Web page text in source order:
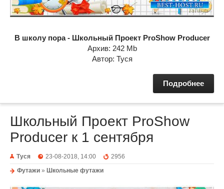
В школу пора - Школьный Проект ProShow Producer
Архив: 242 Mb
Автор: Туся
Подробнее
Школьный Проект ProShow
Producer к 1 сентября
Туся 23-08-2018, 14:00
2956
Футажи » Школьные футажи